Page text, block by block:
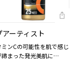
ーティスト
ンCの可能性を肌で感じ
まった発光美肌に